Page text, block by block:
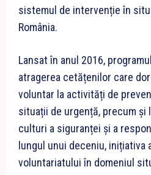
sistemul de intervenție în
România.
Lansat în anul 2016,
atragerea cetățenilor care
voluntar la activități de
situații de urgență, precum și
culturi a siguranței și a
lungul unui deceniu, inițiativa
voluntariatului în domeniul